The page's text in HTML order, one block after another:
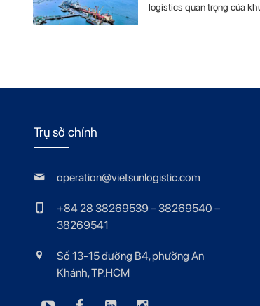
logistics quan trọng của
Trụ sở chính
operation@vietsunlogistic.com
+84 28 38269539 – 38269540 –
38269541
Số 13-15 đường B4, phường An
Khánh, TP.HCM